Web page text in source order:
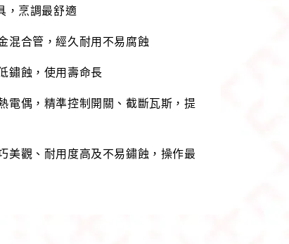
，烹調最舒適
混合管，經久耐用不易腐蝕
鏽蝕，使用壽命長
電偶，精準控制開關、截斷瓦斯，提
美觀、耐用度高及不易鏽蝕，操作最